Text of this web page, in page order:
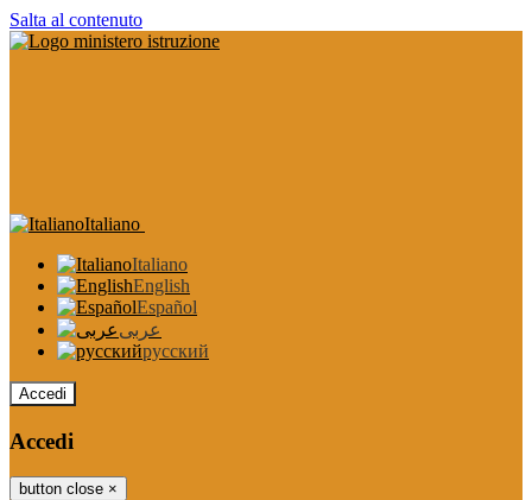
Salta al contenuto
Italiano
Italiano
English
Español
عربى
русский
Accedi
Accedi
button close ×